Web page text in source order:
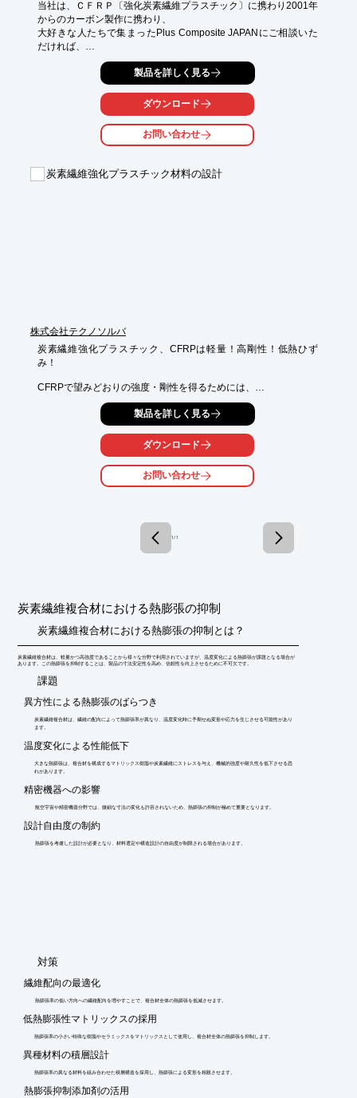
当社は、ＣＦＲＰ〔強化炭素繊維プラスチック〕に携わり2001年
からのカーボン製作に携わり、
大好きな人たちで集まったPlus Composite JAPANにご相談いた
だければ、
ニーズにあった提案を設計からすべてお答えいたします。
CFRPの最大の特徴、長尺物のたわみが非常に少なく、比重も1.6
～1.7と軽量です。
CFRP（カーボン／炭素繊維強化プラスチック）を使用した製
品・部品の製作において、
設計から成形・加工・組立まで一貫して弊社がお手伝いいたしま
お気軽にお問合せ、ご相談ください。
製品を詳しく見る
ダウンロード
お問い合わせ
炭素繊維強化プラスチック材料の設計
株式会社テクノソルバ
炭素繊維強化プラスチック、CFRPは軽量！高剛性！低熱ひず
み！
CFRPで望みどおりの強度・剛性を得るためには、
ノウハウ・CAEが必須です。
CFRP材料を用いた設計をサポートします。
【CFRPの特徴】
○繊維方向は強度・剛性が高い（鋼の数倍）
○繊維方向は熱膨張率が小さい
●詳細は、カタログダウンロードもしくはお問い合わせ下さい。
製品を詳しく見る
ダウンロード
お問い合わせ
1 / 1
炭素繊維複合材における熱膨張の抑制
炭素繊維複合材における熱膨張の抑制とは？
炭素繊維複合材は、軽量かつ高強度であることから様々な分野で利用されていますが、温度変化による熱膨張が課題となる場合が
あります。この熱膨張を抑制することは、製品の寸法安定性を高め、信頼性を向上させるために不可欠です。
​課題
異方性による熱膨張のばらつき
炭素繊維複合材は、繊維の配向によって熱膨張率が異なり、温度変化時に予期せぬ変形や応力を生じさせる可能性があり
ます。
温度変化による性能低下
大きな熱膨張は、複合材を構成するマトリックス樹脂や炭素繊維にストレスを与え、機械的強度や耐久性を低下させる恐
れがあります。
精密機器への影響
航空宇宙や精密機器分野では、微細な寸法の変化も許容されないため、熱膨張の抑制が極めて重要となります。
設計自由度の制約
熱膨張を考慮した設計が必要となり、材料選定や構造設計の自由度が制限される場合があります。
​対策
繊維配向の最適化
熱膨張率の低い方向への繊維配向を増やすことで、複合材全体の熱膨張を低減させます。
低熱膨張性マトリックスの採用
熱膨張率の小さい特殊な樹脂やセラミックスをマトリックスとして使用し、複合材全体の熱膨張を抑制します。
異種材料の積層設計
熱膨張率の異なる材料を組み合わせた積層構造を採用し、熱膨張による変形を相殺させます。
熱膨張抑制添加剤の活用